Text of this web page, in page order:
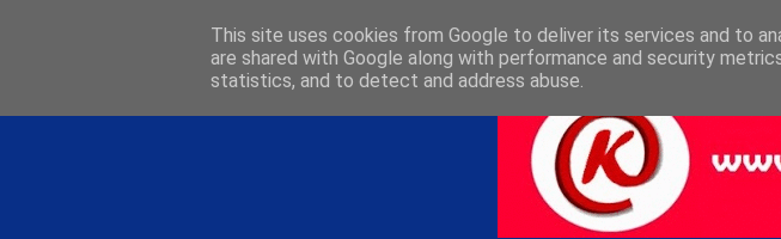
This site uses cookies from Google to deliver its services and to
are shared with Google along with performance and security
statistics, and to detect and address abuse.